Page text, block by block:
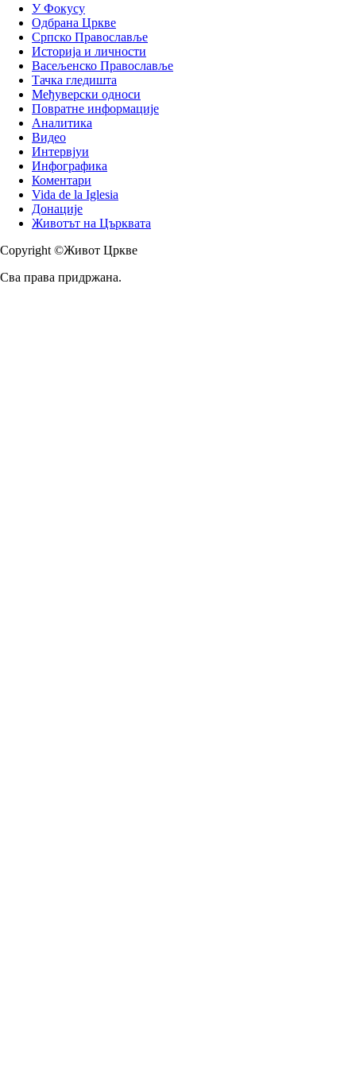
У Фокусу
Одбрана Цркве
Српско Православље
Историја и личности
Васељенско Православље
Тачка гледишта
Међуверски односи
Повратне информације
Аналитика
Видео
Интервјуи
Инфографика
Коментари
Vida de la Iglesia
Донације
Животът на Църквата
Copyright ©Живот Цркве
Сва права придржана.